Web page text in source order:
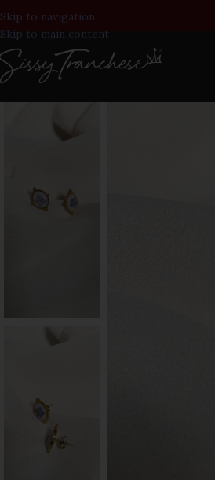
Skip to navigation
Skip to main content